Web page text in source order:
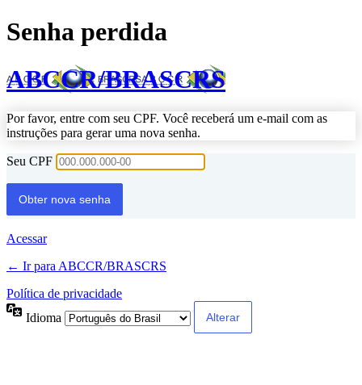
Senha perdida
ABCCR/BRASCRS
Por favor, entre com seu CPF. Você receberá um e-mail com as
instruções para gerar uma nova senha.
Seu CPF
Acessar
← Ir para ABCCR/BRASCRS
Política de privacidade
Idioma